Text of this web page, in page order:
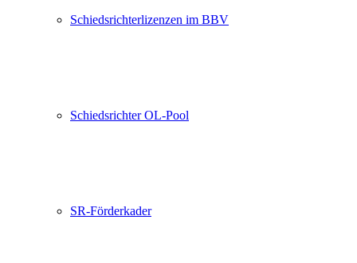
Schiedsrichterlizenzen im BBV
Schiedsrichter OL-Pool
SR-Förderkader